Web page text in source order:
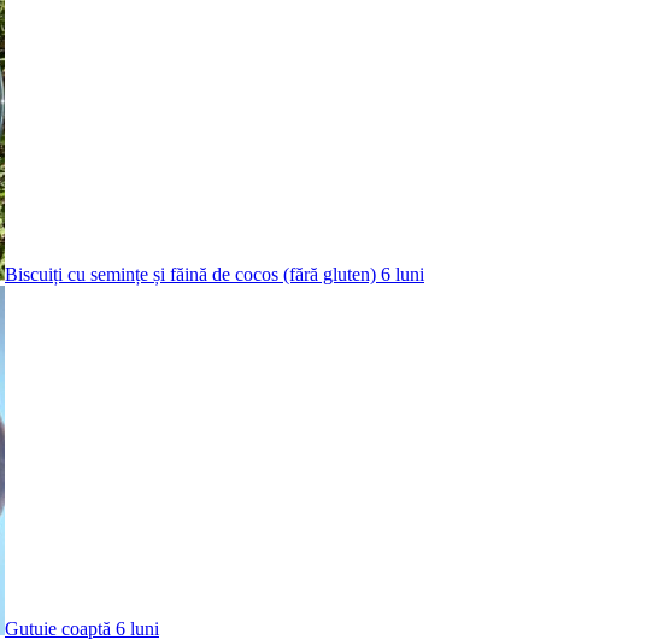
Biscuiți cu semințe și făină de cocos (fără gluten) 6 luni
Gutuie coaptă 6 luni